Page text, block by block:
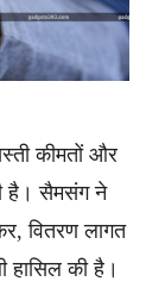
कीमतों और
है। सैमसंग ने
वितरण लागत
हासिल की है।